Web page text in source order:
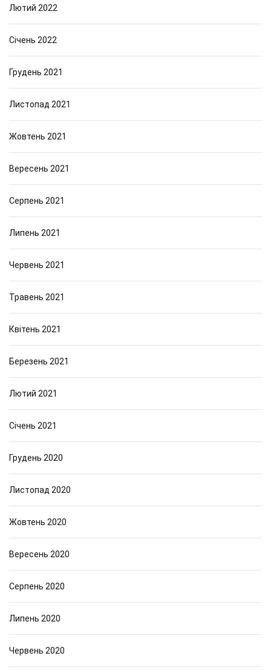
Лютий 2022
Січень 2022
Грудень 2021
Листопад 2021
Жовтень 2021
Вересень 2021
Серпень 2021
Липень 2021
Червень 2021
Травень 2021
Квітень 2021
Березень 2021
Лютий 2021
Січень 2021
Грудень 2020
Листопад 2020
Жовтень 2020
Вересень 2020
Серпень 2020
Липень 2020
Червень 2020